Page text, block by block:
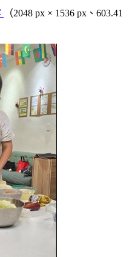
（2048 px × 1536 px、603.41